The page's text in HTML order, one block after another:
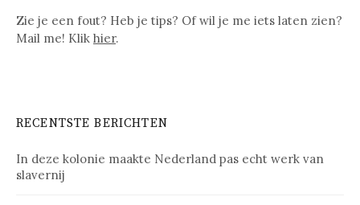
Zie je een fout? Heb je tips? Of wil je me iets laten zien?
Mail me! Klik hier.
RECENTSTE BERICHTEN
In deze kolonie maakte Nederland pas echt werk van
slavernij